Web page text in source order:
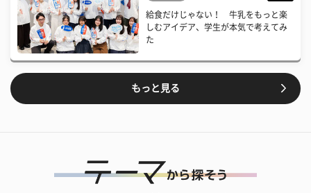
給食だけじゃない！ 牛乳をもっと楽
しむアイデア、学生が本気で考えてみ
た
もっと見る